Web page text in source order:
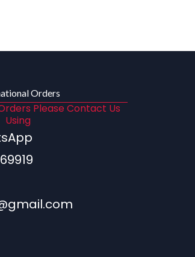
Orders
Please Contact Us
Using